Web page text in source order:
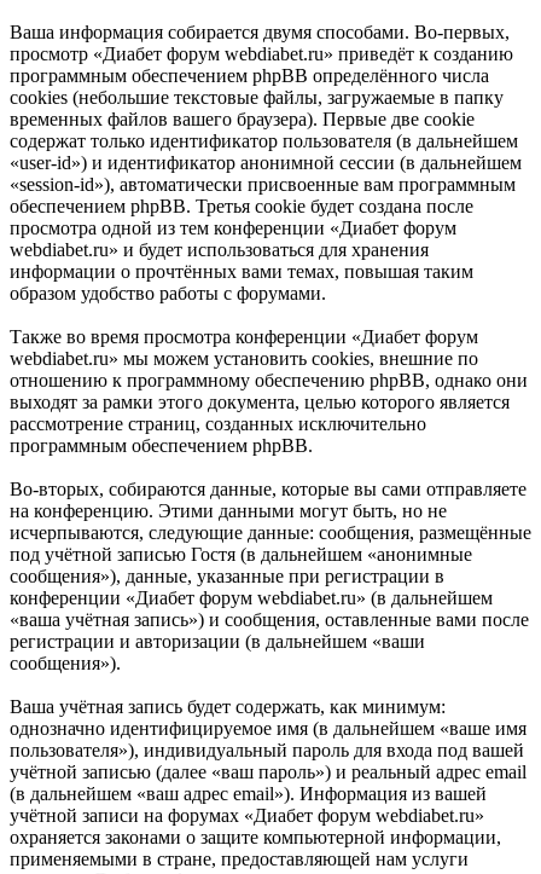
Ваша информация собирается двумя способами. Во-первых,
просмотр «Диабет форум webdiabet.ru» приведёт к созданию
программным обеспечением phpBB определённого числа
cookies (небольшие текстовые файлы, загружаемые в папку
временных файлов вашего браузера). Первые две cookie
содержат только идентификатор пользователя (в дальнейшем
«user-id») и идентификатор анонимной сессии (в дальнейшем
«session-id»), автоматически присвоенные вам программным
обеспечением phpBB. Третья cookie будет создана после
просмотра одной из тем конференции «Диабет форум
webdiabet.ru» и будет использоваться для хранения
информации о прочтённых вами темах, повышая таким
образом удобство работы с форумами.
Также во время просмотра конференции «Диабет форум
webdiabet.ru» мы можем установить cookies, внешние по
отношению к программному обеспечению phpBB, однако они
выходят за рамки этого документа, целью которого является
рассмотрение страниц, созданных исключительно
программным обеспечением phpBB.
Во-вторых, собираются данные, которые вы сами отправляете
на конференцию. Этими данными могут быть, но не
исчерпываются, следующие данные: сообщения, размещённые
под учётной записью Гостя (в дальнейшем «анонимные
сообщения»), данные, указанные при регистрации в
конференции «Диабет форум webdiabet.ru» (в дальнейшем
«ваша учётная запись») и сообщения, оставленные вами после
регистрации и авторизации (в дальнейшем «ваши
сообщения»).
Ваша учётная запись будет содержать, как минимум:
однозначно идентифицируемое имя (в дальнейшем «ваше имя
пользователя»), индивидуальный пароль для входа под вашей
учётной записью (далее «ваш пароль») и реальный адрес email
(в дальнейшем «ваш адрес email»). Информация из вашей
учётной записи на форумах «Диабет форум webdiabet.ru»
охраняется законами о защите компьютерной информации,
применяемыми в стране, предоставляющей нам услуги